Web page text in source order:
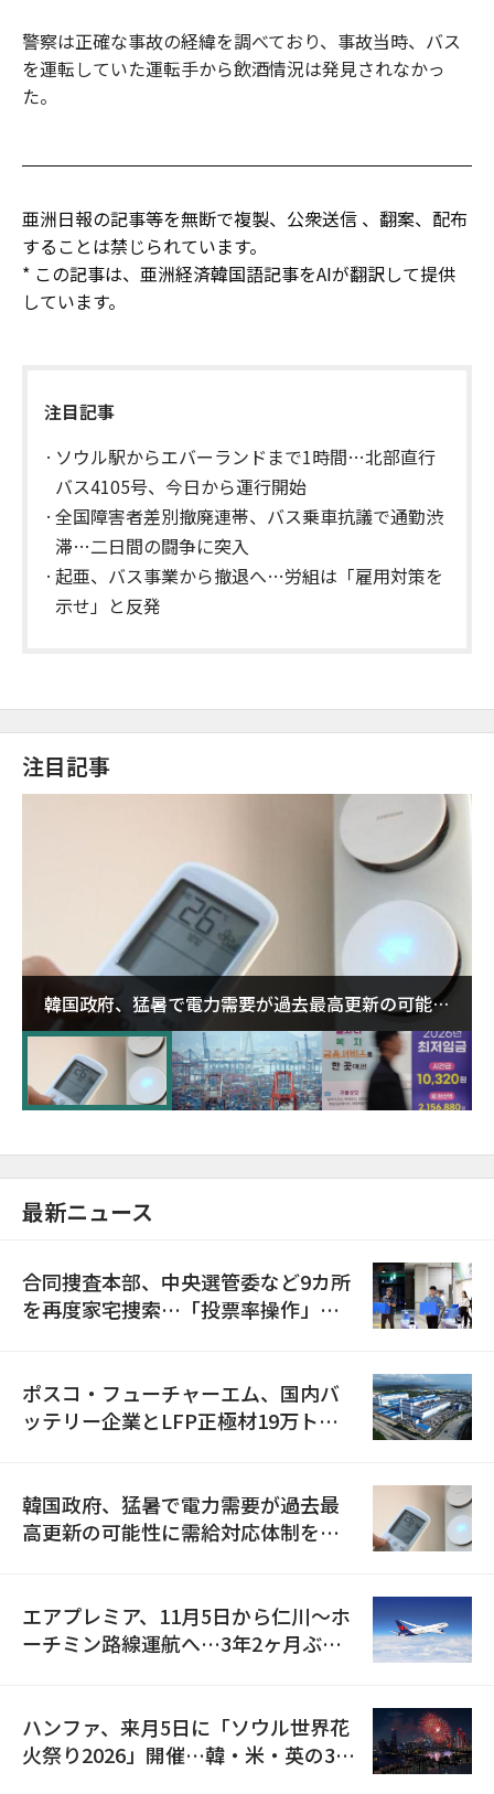
警察は正確な事故の経緯を調べており、事故当時、バス
を運転していた運転手から飲酒情況は発見されなかっ
た。
亜洲日報の記事等を無断で複製、公衆送信 、翻案、配布
することは禁じられています。
* この記事は、亜洲経済韓国語記事をAIが翻訳して提供
しています。
注目記事
ソウル駅からエバーランドまで1時間…北部直行
バス4105号、今日から運行開始
全国障害者差別撤廃連帯、バス乗車抗議で通勤渋
滞…二日間の闘争に突入
起亜、バス事業から撤退へ…労組は「雇用対策を
示せ」と反発
注目記事
韓国政府、猛暑で電力需要が過去最高更新の可能性
に需給対応体制を点検
最新ニュース
合同捜査本部、中央選管委など9カ所
を再度家宅捜索…「投票率操作」の
ポスコ・フューチャーエム、国内バ
ッテリー企業とLFP正極材19万トン
韓国政府、猛暑で電力需要が過去最
高更新の可能性に需給対応体制を点
エアプレミア、11月5日から仁川〜ホ
ーチミン路線運航へ…3年2ヶ月ぶり
ハンファ、来月5日に「ソウル世界花
火祭り2026」開催…韓・米・英の3カ